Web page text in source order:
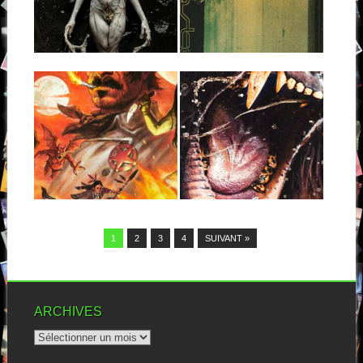
Même si tu ne le connaissais
pas avant, il suffit d’une...
C’est la sixième fois que
Wolves At The Gate nous
propulse...
▶
19.01.23
SPIRITWORLD :
DEATHWESTERN
Ah ah, des cowboys, des
monstres, une ambiance
western, du gros...
▶
25.12.22
DETRAKTOR :
FULL BODY
STOMP
Vous avez certainement pu le
constater, le thrash metal, le
power...
▶
1 2 3 4 SUIVANT »
ARCHIVES